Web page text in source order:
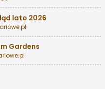
lato 2026
Gardens